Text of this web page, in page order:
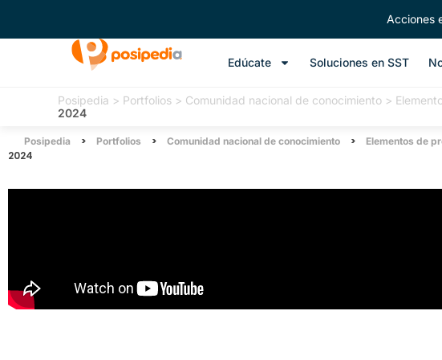
Acciones
Edúcate Soluciones en SST
Posipedia > Portfolios > Comunidad nacional de conocimiento >
2024
Posipedia > Portfolios > Comunidad nacional de conocimiento > Elementos de
2024